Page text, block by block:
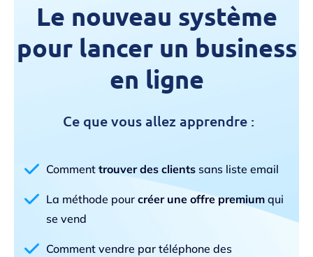
Le nouveau système
pour lancer un business
en ligne
Ce que vous allez apprendre :
Comment trouver des clients sans liste email
La méthode pour créer une offre premium qui
se vend
Comment vendre par téléphone des